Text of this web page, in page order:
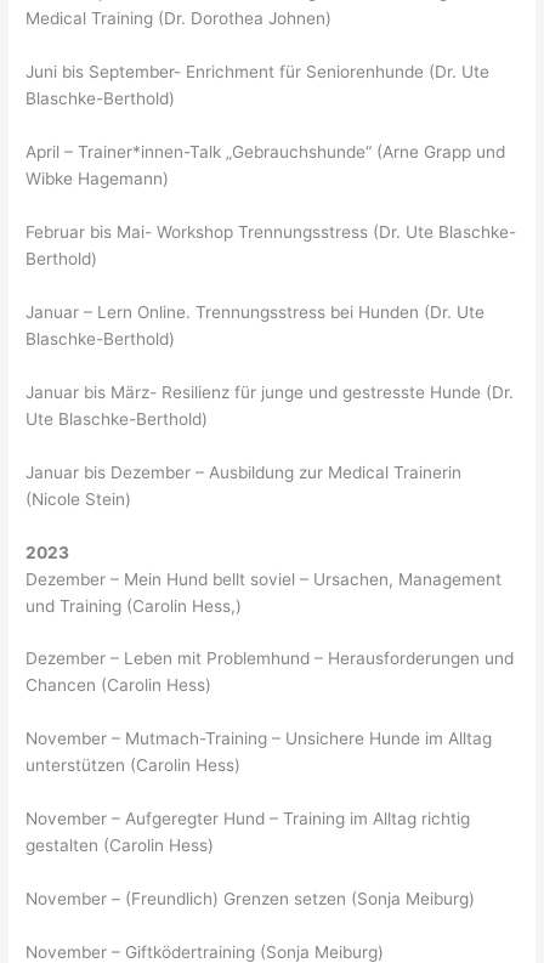
Medical Training (Dr. Dorothea Johnen)
Juni bis September- Enrichment für Seniorenhunde (Dr. Ute
Blaschke-Berthold)
April – Trainer*innen-Talk „Gebrauchshunde“ (Arne Grapp und
Wibke Hagemann)
Februar bis Mai- Workshop Trennungsstress (Dr. Ute Blaschke-
Berthold)
Januar – Lern Online. Trennungsstress bei Hunden (Dr. Ute
Blaschke-Berthold)
Januar bis März- Resilienz für junge und gestresste Hunde (Dr.
Ute Blaschke-Berthold)
Januar bis Dezember – Ausbildung zur Medical Trainerin
(Nicole Stein)
2023
Dezember – Mein Hund bellt soviel – Ursachen, Management
und Training (Carolin Hess,)
Dezember – Leben mit Problemhund – Herausforderungen und
Chancen (Carolin Hess)
November – Mutmach-Training – Unsichere Hunde im Alltag
unterstützen (Carolin Hess)
November – Aufgeregter Hund – Training im Alltag richtig
gestalten (Carolin Hess)
November – (Freundlich) Grenzen setzen (Sonja Meiburg)
November – Giftködertraining (Sonja Meiburg)